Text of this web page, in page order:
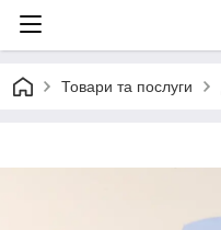
Товари та послуги